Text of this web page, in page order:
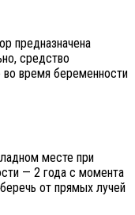
предназначена
средство
время беременности
месте при
— 2 года с момента
от прямых лучей